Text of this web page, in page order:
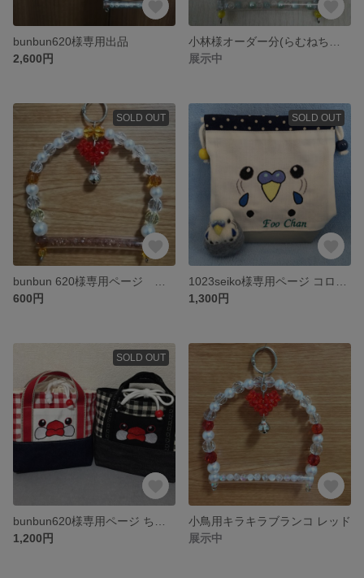
bunbun620様専用出品
2,600円
展示中
SOLD OUT
600円
SOLD OUT
1,300円
SOLD OUT
1,200円
小鳥用キラキラブランコ レッド
展示中